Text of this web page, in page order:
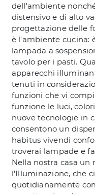
dell'ambiente
distensivo e di alto
progettazione delle
è l'ambiente cucina:
lampada a
tavolo per i pasti.
apparecchi
tenuti in
funzioni che vi
funzione le luci,
nuove tecnologie in
consentono un
habitus vivendi
troverai lampade e
Nella nostra casa
l’Illuminazione, che
quotidianamente